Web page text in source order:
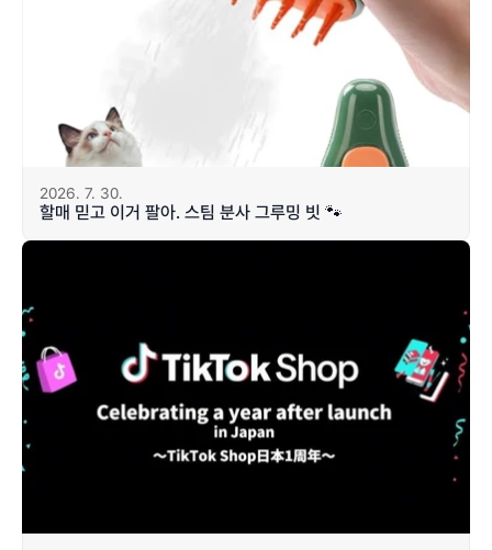
2026. 7. 30.
할매 믿고 이거 팔아. 스팀 분사 그루밍 빗 🐾